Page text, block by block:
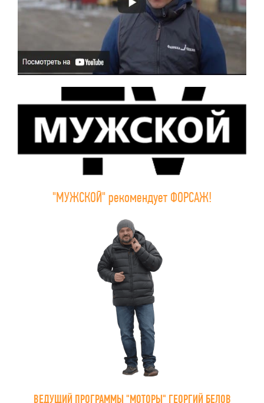
"МУЖСКОЙ" рекомендует ФОРСАЖ!
ВЕДУЩИЙ ПРОГРАММЫ "МОТОРЫ" ГЕОРГИЙ БЕЛОВ